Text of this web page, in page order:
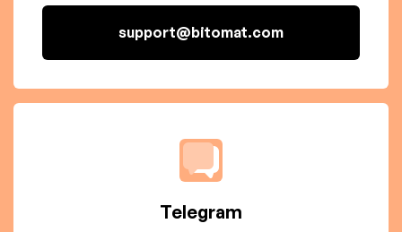
support@bitomat.com
Telegram